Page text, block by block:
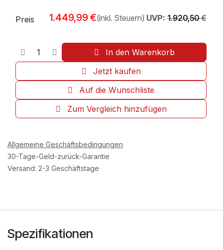
In den Warenkorb
Jetzt kaufen
Zum Vergleich hinzufügen
Auf die Wunschliste
Preis 1.449,99€(inkl. Steuern) UVP: 1.920,50€
Allgemeine Geschäftsbedingungen
30-Tage-Geld-zurück-Garantie
Versand: 2-3 Geschäftstage
Spezifikationen